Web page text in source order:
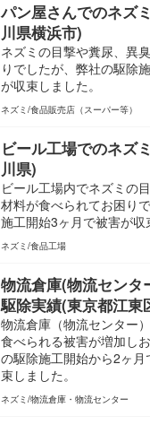
パン屋さんでのネズ
川県横浜市)
ネズミの目撃や糞尿、異
りでしたが、弊社の駆除
が収束しました。
ネズミ 食品販売店（スーパー等）
ビール工場でのネズ
川県)
ビール工場内でネズミの
材料が食べられてお困り
施工開始3ヶ月で被害が収
ネズミ 食品工場
物流倉庫(物流センタ
駆除実績(東京都江東
物流倉庫（物流センター
食べられる被害が増加し
の駆除施工開始から2ヶ
束しました。
ネズミ 物流倉庫・物流センター